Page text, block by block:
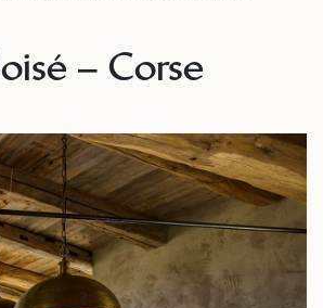
– Corse